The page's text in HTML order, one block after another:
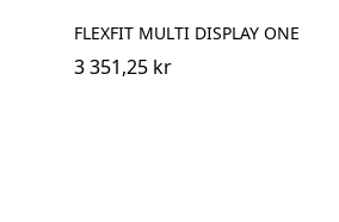
FLEXFIT MULTI DISPLAY ONE
3 351,25 kr